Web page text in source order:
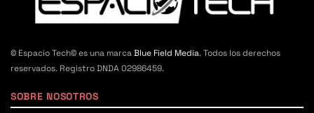
© Espacio Tech© es una marcaBlue Field Media. Todos los derechos
reservados. Registro DNDA 02986459.
SOBRE NOSOTROS